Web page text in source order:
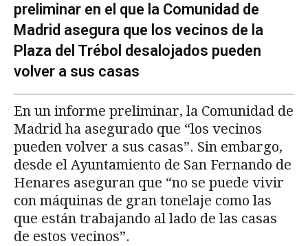
preliminar en el que la Comunidad de
Madrid asegura que los vecinos de la
Plaza del Trébol desalojados pueden
volver a sus casas
En un informe preliminar, la Comunidad de
Madrid ha asegurado que “los vecinos
pueden volver a sus casas”. Sin embargo,
desde el Ayuntamiento de San Fernando de
Henares aseguran que “no se puede vivir
con máquinas de gran tonelaje como las
que están trabajando al lado de las casas
de estos vecinos”.